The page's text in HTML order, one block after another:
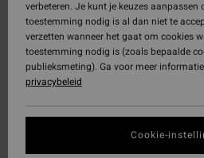
verbeteren. Je kunt je keuzes
toestemming nodig is al dan niet te
verzetten wanneer het gaat om cookies
toestemming nodig is (zoals bepaalde
publieksmeting). Ga voor meer
privacybeleid
Cookie-